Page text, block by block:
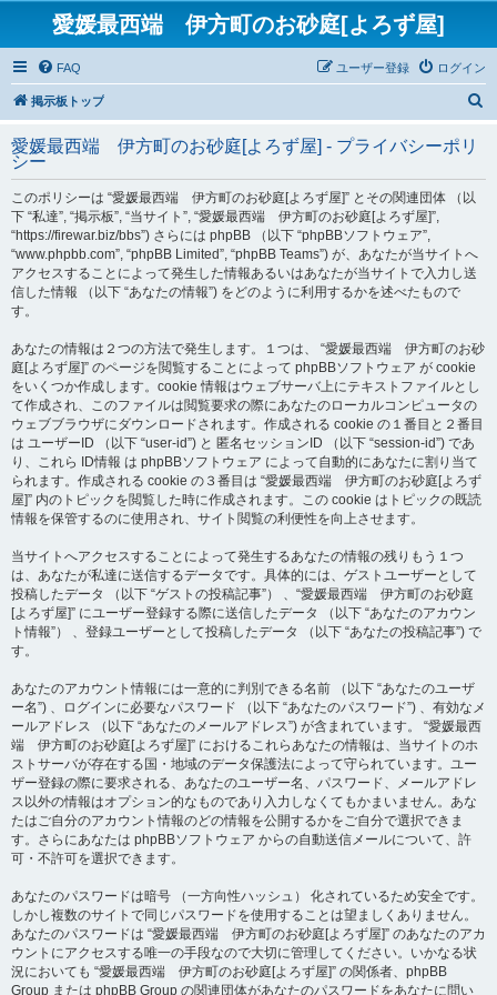
愛媛最西端 伊方町のお砂庭[よろず屋]
FAQ ログイン
ユーザー登録
掲示板トップ
愛媛最西端 伊方町のお砂庭[よろず屋] - プライバシーポリ
シー
このポリシーは “愛媛最西端 伊方町のお砂庭[よろず屋]” とその関連団体 （以
下 “私達”, “掲示板”, “当サイト”, “愛媛最西端 伊方町のお砂庭[よろず屋]”,
“https://firewar.biz/bbs”) さらには phpBB （以下 “phpBBソフトウェア”,
“www.phpbb.com”, “phpBB Limited”, “phpBB Teams”) が、あなたが当サイトへ
アクセスすることによって発生した情報あるいはあなたが当サイトで入力し送
信した情報 （以下 “あなたの情報”) をどのように利用するかを述べたもので
す。
あなたの情報は２つの方法で発生します。１つは、 “愛媛最西端 伊方町のお砂
庭[よろず屋]” のページを閲覧することによって phpBBソフトウェア が cookie
をいくつか作成します。cookie 情報はウェブサーバ上にテキストファイルとし
て作成され、このファイルは閲覧要求の際にあなたのローカルコンピュータの
ウェブブラウザにダウンロードされます。作成される cookie の１番目と２番目
は ユーザーID （以下 “user-id”) と 匿名セッションID （以下 “session-id”) であ
り、これら ID情報 は phpBBソフトウェア によって自動的にあなたに割り当て
られます。作成される cookie の３番目は “愛媛最西端 伊方町のお砂庭[よろず
屋]” 内のトピックを閲覧した時に作成されます。この cookie はトピックの既読
情報を保管するのに使用され、サイト閲覧の利便性を向上させます。
当サイトへアクセスすることによって発生するあなたの情報の残りもう１つ
は、あなたが私達に送信するデータです。具体的には、ゲストユーザーとして
投稿したデータ （以下 “ゲストの投稿記事”） 、“愛媛最西端 伊方町のお砂庭
[よろず屋]” にユーザー登録する際に送信したデータ （以下 “あなたのアカウン
ト情報”） 、登録ユーザーとして投稿したデータ （以下 “あなたの投稿記事”) で
す。
あなたのアカウント情報には一意的に判別できる名前 （以下 “あなたのユーザ
ー名”) 、ログインに必要なパスワード （以下 “あなたのパスワード”) 、有効なメ
ールアドレス （以下 “あなたのメールアドレス”) が含まれています。 “愛媛最西
端 伊方町のお砂庭[よろず屋]” におけるこれらあなたの情報は、当サイトのホ
ストサーバが存在する国・地域のデータ保護法によって守られています。ユー
ザー登録の際に要求される、あなたのユーザー名、パスワード、メールアドレ
ス以外の情報はオプション的なものであり入力しなくてもかまいません。あな
たはご自分のアカウント情報のどの情報を公開するかをご自分で選択できま
す。さらにあなたは phpBBソフトウェア からの自動送信メールについて、許
可・不許可を選択できます。
あなたのパスワードは暗号 （一方向性ハッシュ） 化されているため安全です。
しかし複数のサイトで同じパスワードを使用することは望ましくありません。
あなたのパスワードは “愛媛最西端 伊方町のお砂庭[よろず屋]” のあなたのアカ
ウントにアクセスする唯一の手段なので大切に管理してください。いかなる状
況においても “愛媛最西端 伊方町のお砂庭[よろず屋]” の関係者、phpBB
Group または phpBB Group の関連団体があなたのパスワードをあなたに問い